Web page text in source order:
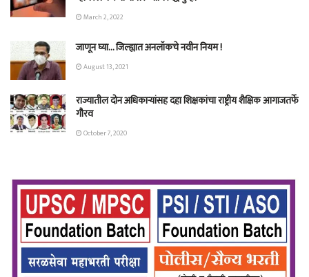
March 2, 2022
जाणून घ्या… जिल्ह्यात अनलॉकचे नवीन नियम !
August 13, 2021
राज्यातील दोन अधिकाऱ्यांसह दहा शिक्षकांचा राष्ट्रीय शैक्षिक आगाजतर्फे
गौरव
October 7, 2020